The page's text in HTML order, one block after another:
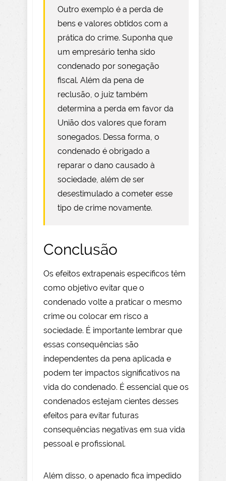
Outro exemplo é a perda de
bens e valores obtidos com a
prática do crime. Suponha que
um empresário tenha sido
condenado por sonegação
fiscal. Além da pena de
reclusão, o juiz também
determina a perda em favor da
União dos valores que foram
sonegados. Dessa forma, o
condenado é obrigado a
reparar o dano causado à
sociedade, além de ser
desestimulado a cometer esse
tipo de crime novamente.
Conclusão
Os efeitos extrapenais específicos têm
como objetivo evitar que o
condenado volte a praticar o mesmo
crime ou colocar em risco a
sociedade. É importante lembrar que
essas consequências são
independentes da pena aplicada e
podem ter impactos significativos na
vida do condenado. É essencial que os
condenados estejam cientes desses
efeitos para evitar futuras
consequências negativas em sua vida
pessoal e profissional.
Além disso, o apenado fica impedido